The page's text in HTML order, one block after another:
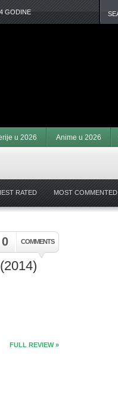
GODINE
u 2026 Anime u 2026
RATED MOST COMMENTED
0 COMMENTS
FULL REVIEW »